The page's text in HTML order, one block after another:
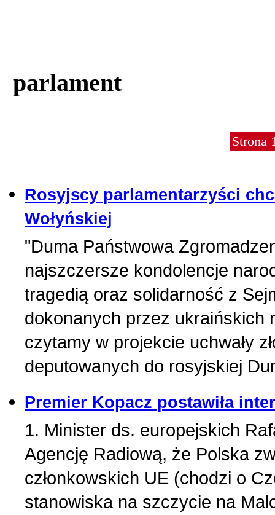
parlament
Strona
Rosyjscy parlamentarzyści
Wołyńskiej
"Duma Państwowa
najszczersze kondolencje
tragedią oraz solidarność z
dokonanych przez ukraińskich
czytamy w projekcie uchwały
deputowanych do rosyjskiej
Premier Kopacz postawiła
1. Minister ds. europejskich
Agencję Radiową, że Polska
członkowskich UE (chodzi o
stanowiska na szczycie na